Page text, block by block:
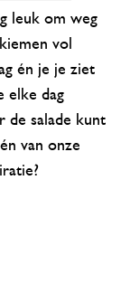
leuk om weg
vol
én je je ziet
elke dag
salade kunt
van onze